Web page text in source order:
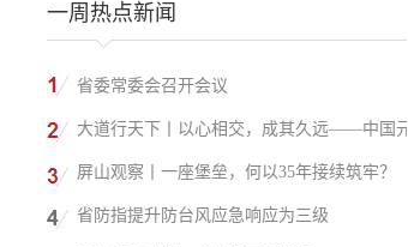
国县域发展潜力百强县”
一周热点新闻
省委常委会召开会议
大道行天下丨以心相交，成其久远——中国元
首外交的世界情怀与大国气派
屏山观察丨一座堡垒，何以35年接续筑牢？
省防指提升防台风应急响应为三级